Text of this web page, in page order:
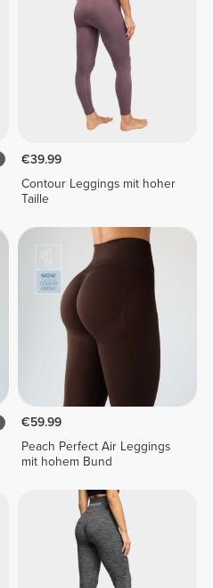
€39.99
Contour Leggings mit hoher
Taille
€59.99
Peach Perfect Air Leggings
mit hohem Bund